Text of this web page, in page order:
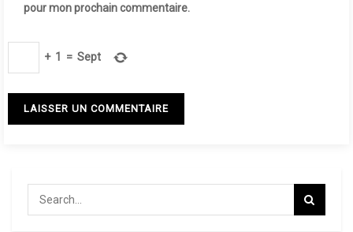
pour mon prochain commentaire.
+ 1 = Sept